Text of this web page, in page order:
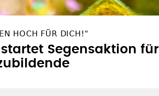
HOCH FÜR DICH!"
startet Segensaktion für